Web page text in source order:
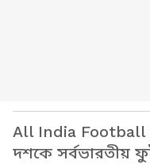
All India
দশকে সর্বভারতীয়